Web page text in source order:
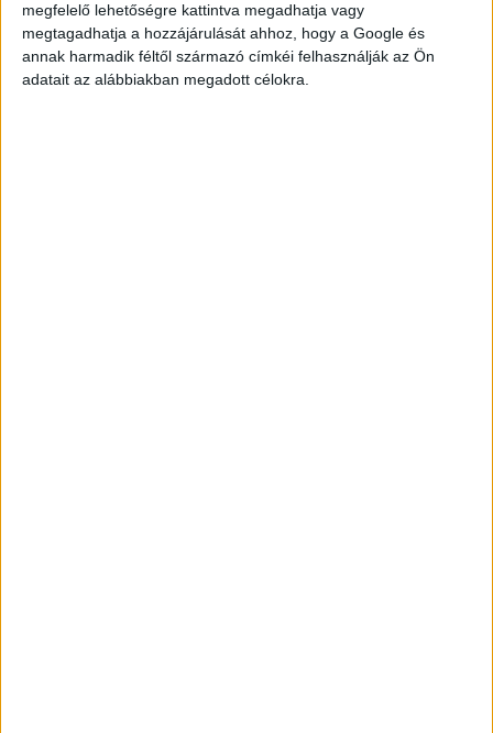
megfelelő lehetőségre kattintva megadhatja vagy
megtagadhatja a hozzájárulását ahhoz, hogy a Google és
annak harmadik féltől származó címkéi felhasználják az Ön
adatait az alábbiakban megadott célokra.
SZÜLETÉSI IDŐ *